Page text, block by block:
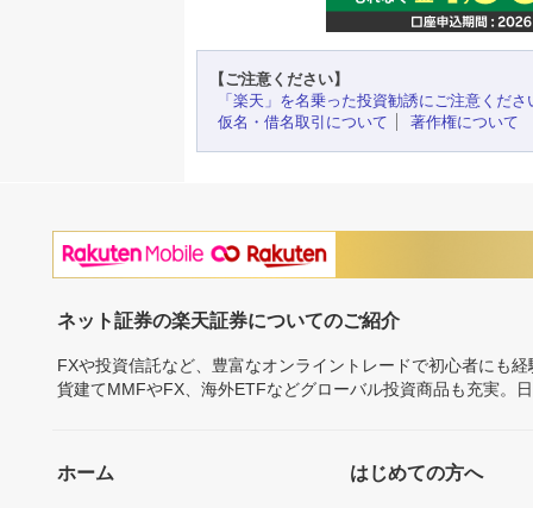
【ご注意ください】
「楽天」を名乗った投資勧誘にご注意くださ
仮名・借名取引について
著作権について
ネット証券の楽天証券についてのご紹介
FXや投資信託など、豊富なオンライントレードで初心者にも
貨建てMMFやFX、海外ETFなどグローバル投資商品も充実。
ホーム はじめての方へ